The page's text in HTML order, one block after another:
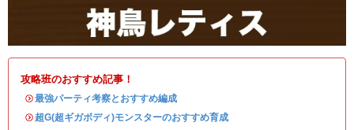
攻略班のおすすめ記事！
・最強パーティ考察とおすすめ編成
・超G(超ギガボディ)モンスターのおすすめ育成